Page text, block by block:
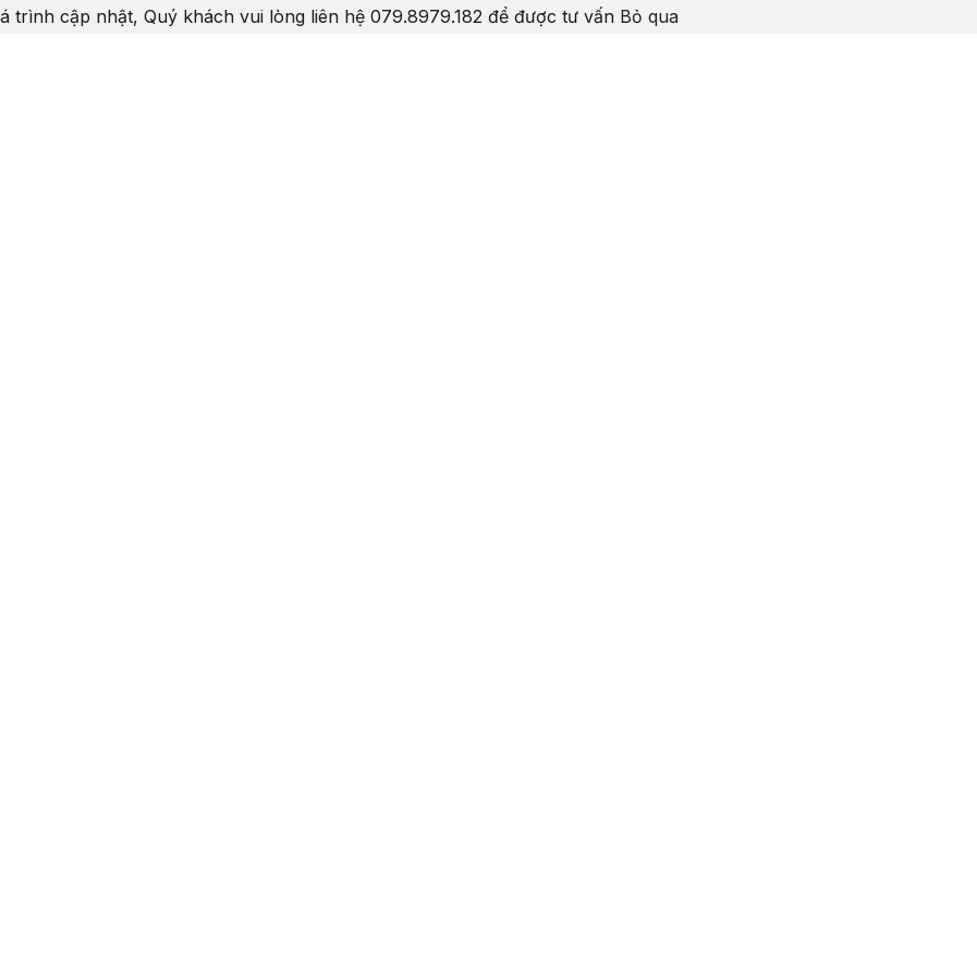
trình cập nhật, Quý khách vui lòng liên hệ 079.8979.182 để được tư vấn Bỏ qua